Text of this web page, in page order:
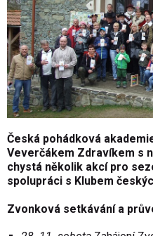
Česká pohádková
Veverčákem Zdravíkem s
chystá několik akcí pro
spolupráci s Klubem
Zvonková setkávání a